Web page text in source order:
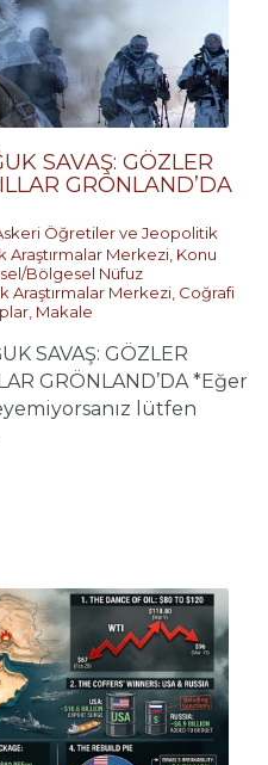
SAVAŞ: GÖZLER
GRÖNLAND’DA
Öğretiler ve Jeopolitik
Araştırmalar Merkezi Konu
Bölgesel Nüfuz
Araştırmalar Merkezi Coğrafi
Makale
SAVAŞ: GÖZLER
GRÖNLAND’DA *Eğer
lütfen